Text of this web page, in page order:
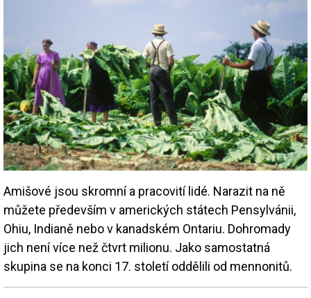
Amišové jsou skromní a pracovití lidé. Narazit na ně
můžete především v amerických státech Pensylvánii,
Ohiu, Indianě nebo v kanadském Ontariu. Dohromady
jich není více než čtvrt milionu. Jako samostatná
skupina se na konci 17. století oddělili od mennonitů.